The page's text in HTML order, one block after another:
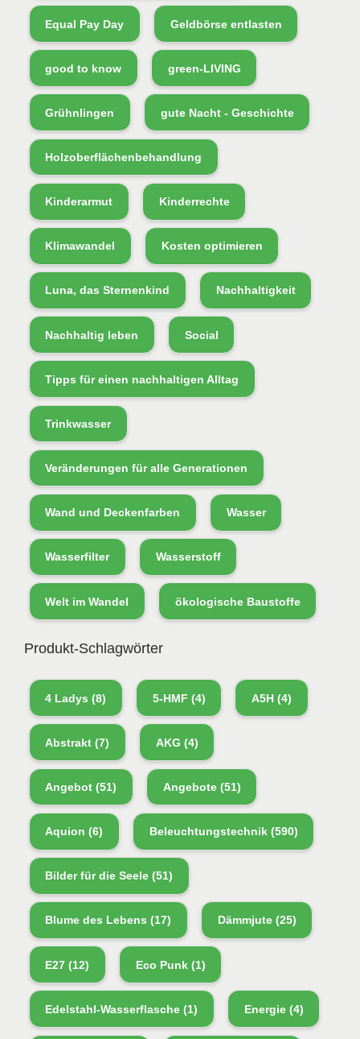
Equal Pay Day Geldbörse entlasten
good to know green-LIVING
Grühnlingen gute Nacht - Geschichte
Holzoberflächenbehandlung
Kinderarmut Kinderrechte
Klimawandel Kosten optimieren
Luna, das Sternenkind Nachhaltigkeit
Nachhaltig leben Social
Tipps für einen nachhaltigen Alltag
Trinkwasser
Veränderungen für alle Generationen
Wand und Deckenfarben Wasser
Wasserfilter Wasserstoff
Welt im Wandel ökologische Baustoffe
Produkt-Schlagwörter
4 Ladys (8) 5-HMF (4) A5H(4)
Abstrakt (7) AKG (4)
Angebot (51) Angebote(51)
Aquion (6) Beleuchtungstechnik(590)
Bilder für die Seele (51)
Blume des Lebens (17) Dämmjute(25)
E27 (12) Eco Punk(1)
Edelstahl-Wasserflasche (1) Energie(4)